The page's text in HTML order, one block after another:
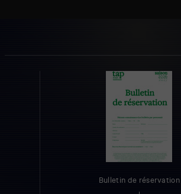
Bulletin de réservation